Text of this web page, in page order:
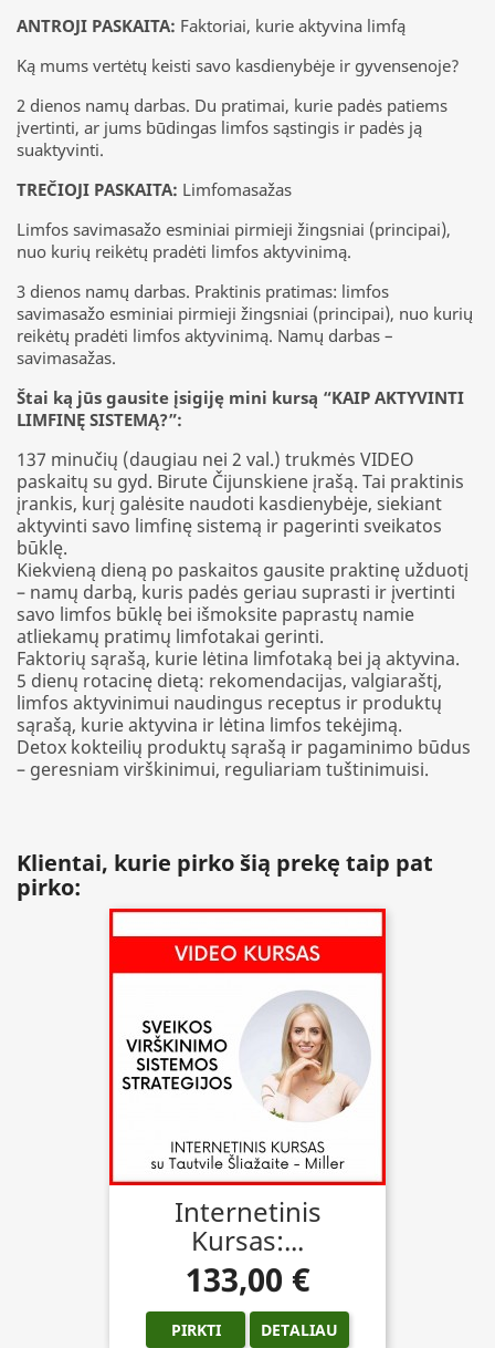
ANTROJI PASKAITA: Faktoriai, kurie aktyvina limfą
Ką mums vertėtų keisti savo kasdienybėje ir gyvensenoje?
2 dienos namų darbas. Du pratimai, kurie padės patiems
įvertinti, ar jums būdingas limfos sąstingis ir padės ją
suaktyvinti.
TREČIOJI PASKAITA: Limfomasažas
Limfos savimasažo esminiai pirmieji žingsniai (principai),
nuo kurių reikėtų pradėti limfos aktyvinimą.
3 dienos namų darbas. Praktinis pratimas: limfos
savimasažo esminiai pirmieji žingsniai (principai), nuo kurių
reikėtų pradėti limfos aktyvinimą. Namų darbas –
savimasažas.
Štai ką jūs gausite įsigiję mini kursą “KAIP AKTYVINTI
LIMFINĘ SISTEMĄ?”:
137 minučių (daugiau nei 2 val.) trukmės VIDEO
paskaitų su gyd. Birute Čijunskiene įrašą. Tai praktinis
įrankis, kurį galėsite naudoti kasdienybėje, siekiant
aktyvinti savo limfinę sistemą ir pagerinti sveikatos
būklę.
Kiekvieną dieną po paskaitos gausite praktinę užduotį
– namų darbą, kuris padės geriau suprasti ir įvertinti
savo limfos būklę bei išmoksite paprastų namie
atliekamų pratimų limfotakai gerinti.
Faktorių sąrašą, kurie lėtina limfotaką bei ją aktyvina.
5 dienų rotacinę dietą: rekomendacijas, valgiaraštį,
limfos aktyvinimui naudingus receptus ir produktų
sąrašą, kurie aktyvina ir lėtina limfos tekėjimą.
Detox kokteilių produktų sąrašą ir pagaminimo būdus
– geresniam virškinimui, reguliariam tuštinimuisi.
Klientai, kurie pirko šią prekę taip pat
pirko:
Internetinis
Kursas:...
133,00 €
PIRKTI DETALIAU